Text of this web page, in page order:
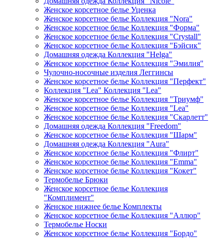
Женское корсетное белье Уценка
Женское корсетное белье Коллекция "Nora"
Женское корсетное белье Коллекция "Форма"
Женское корсетное белье Коллекция "Crystall"
Женское корсетное белье Коллекция "Бэйсик"
Домашняя одежда Коллекция "Helga"
Женское корсетное белье Коллекция "Эмилия"
Чулочно-носочные изделия Леггинсы
Женское корсетное белье Коллекция "Перфект"
Коллекция "Lea" Коллекция "Lea"
Женское корсетное белье Коллекция "Триумф"
Женское корсетное белье Коллекция "Lea"
Женское корсетное белье Коллекция "Скарлетт"
Домашняя одежда Коллекция "Freedom"
Женское корсетное белье Коллекция "Шарм"
Домашняя одежда Коллекция "Aura"
Женское корсетное белье Коллекция "Флирт"
Женское корсетное белье Коллекция "Emma"
Женское корсетное белье Коллекция "Кокет"
Термобелье Брюки
Женское корсетное белье Коллекция
"Комплимент"
Женское нижнее белье Комплекты
Женское корсетное белье Коллекция "Аллюр"
Термобелье Носки
Женское корсетное белье Коллекция "Бордо"